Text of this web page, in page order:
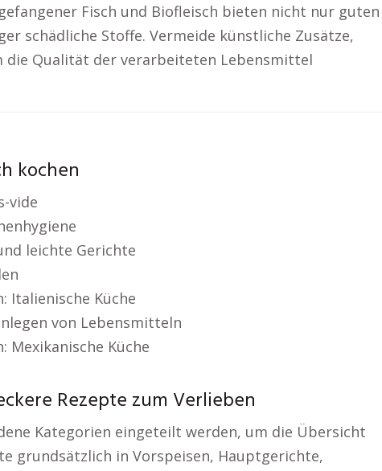
Fisch und Biofleisch bieten nicht nur guten
schädliche Stoffe. Vermeide künstliche Zusätze,
die Qualität der verarbeiteten Lebensmittel
kochen
vide
leichte Gerichte
Italienische Küche
von Lebensmitteln
Mexikanische Küche
Rezepte zum Verlieben
Kategorien eingeteilt werden, um die Übersicht
grundsätzlich in Vorspeisen, Hauptgerichte,